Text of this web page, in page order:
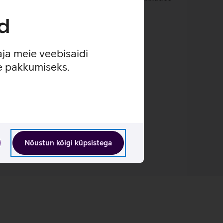
meie veebisaidi
pakkumiseks.
Nõustun kõigi küpsistega
taskutes.